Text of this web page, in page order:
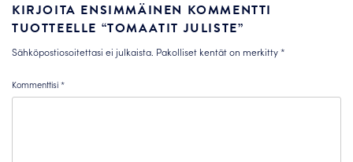
KIRJOITA ENSIMMÄINEN KOMMENTTI
TUOTTEELLE “TOMAATIT JULISTE”
Sähköpostiosoitettasi ei julkaista. Pakolliset kentät on merkitty*
Kommenttisi*